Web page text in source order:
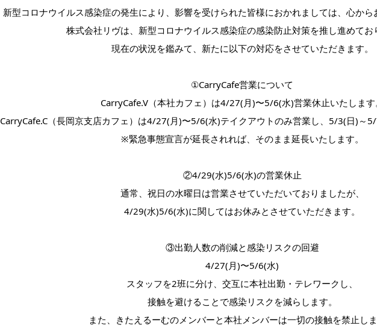
新型コロナウイルス感染症の発生により、影響を受けられた皆様におかれましては、心から
株式会社リヴは、新型コロナウイルス感染症の感染防止対策を推し進めてお
現在の状況を鑑みて、新たに以下の対応をさせていただきます。
①CarryCafe営業について
CarryCafe.V（本社カフェ）は4/27(月)〜5/6(水)営業休止いたします
CarryCafe.C（長岡京支店カフェ）は4/27(月)〜5/6(水)テイクアウトのみ営業し、5/3(日)～5/
※緊急事態宣言が延長されれば、そのまま延長いたします。
②4/29(水)5/6(水)の営業休止
通常、祝日の水曜日は営業させていただいておりましたが、
4/29(水)5/6(水)に関してはお休みとさせていただきます。
③出勤人数の削減と感染リスクの回避
4/27(月)〜5/6(水)
スタッフを2班に分け、交互に本社出勤・テレワークし、
接触を避けることで感染リスクを減らします。
また、きたえるーむのメンバーと本社メンバーは一切の接触を禁止しま